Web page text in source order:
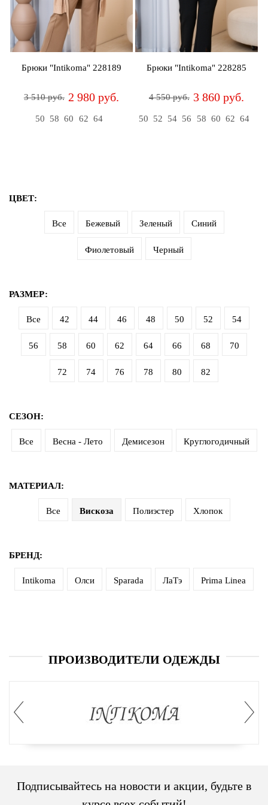
Жакеты
Жилеты
Костюмы
Туники
Брошки
Комплекты
украшений
Заколки
Зажимы
для
платков
Распродажа
Брюки "Intikoma" 228189
3 510 руб. 2 980 руб.
50 58 60 62 64
Брюки "Intikoma" 228285
4 550 руб. 3 860 руб.
50 52 54 56 58 60 62 64
ЦВЕТ:
Все Бежевый Зеленый Синий
Фиолетовый Черный
РАЗМЕР:
Все 42 44 46 48 50 52 54
56 58 60 62 64 66 68 70
72 74 76 78 80 82
СЕЗОН:
Все Весна - Лето Демисезон Круглогодичный
МАТЕРИАЛ:
Все Вискоза Полиэстер Хлопок
БРЕНД:
Intikoma Олси Sparada ЛаТэ Prima Linea
ПРОИЗВОДИТЕЛИ ОДЕЖДЫ
Подписывайтесь на новости и акции, будьте в